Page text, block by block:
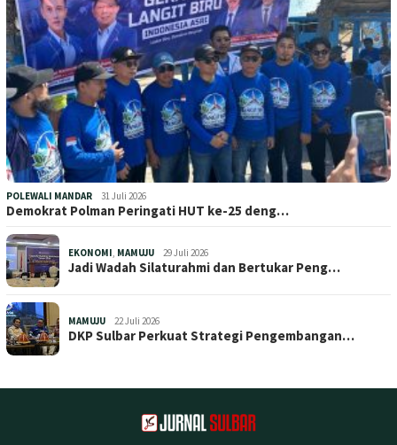
POLEWALI MANDAR 31 Juli 2026
Demokrat Polman Peringati HUT ke-25 deng…
EKONOMI, MAMUJU 29 Juli 2026
Jadi Wadah Silaturahmi dan Bertukar Peng…
MAMUJU 22 Juli 2026
DKP Sulbar Perkuat Strategi Pengembangan…